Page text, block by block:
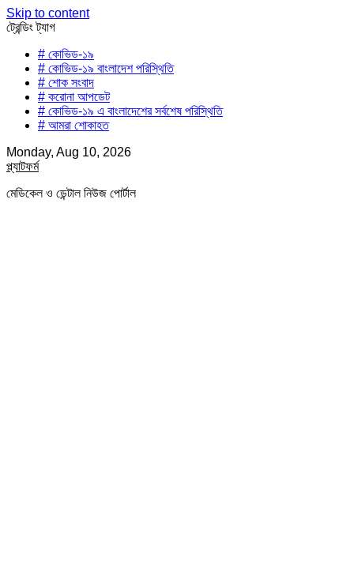
Skip to content
ট্রেন্ডিং ট্যাগ
# কোভিড-১৯
# কোভিড-১৯ বাংলাদেশ পরিস্থিতি
# শোক সংবাদ
# করোনা আপডেট
# কোভিড-১৯ এ বাংলাদেশের সর্বশেষ পরিস্থিতি
# আমরা শোকাহত
Monday, Aug 10, 2026
প্ল্যাটফর্ম
মেডিকেল ও ডেন্টাল নিউজ পোর্টাল